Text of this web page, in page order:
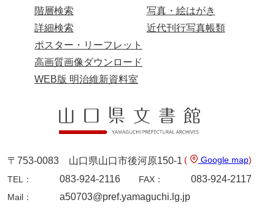
階層検索
詳細検索
写真・絵はがき
近代刊行写真帳類
ポスター・リーフレット
高画質画像ダウンロード
WEB版 明治維新資料室
〒753-0083 山口県山口市後河原150-1 ( Google map)
TEL：
083-924-2116 FAX： 083-924-2117
Mail： a50703@pref.yamaguchi.lg.jp